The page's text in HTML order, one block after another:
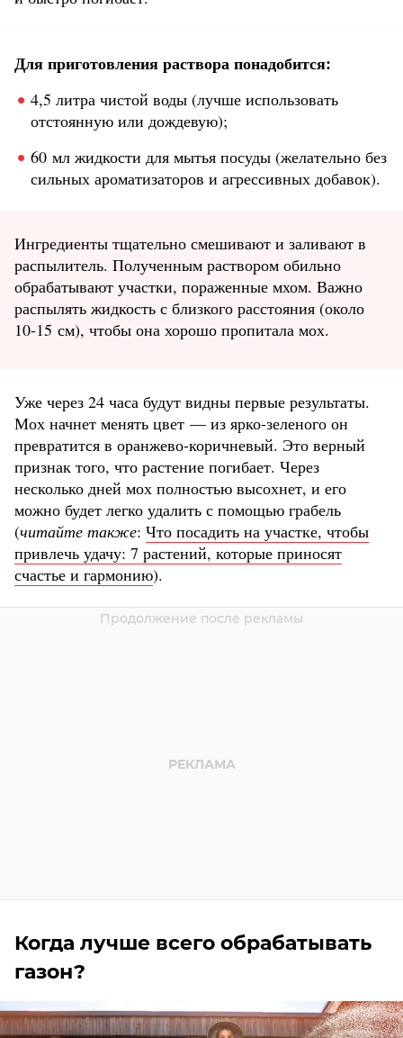
Для приготовления раствора понадобится:
4,5 литра чистой воды (лучше использовать
отстоянную или дождевую);
60 мл жидкости для мытья посуды (желательно без
сильных ароматизаторов и агрессивных добавок).
Ингредиенты тщательно смешивают и заливают в
распылитель. Полученным раствором обильно
обрабатывают участки, пораженные мхом. Важно
распылять жидкость с близкого расстояния (около
10-15 см), чтобы она хорошо пропитала мох.
Уже через 24 часа будут видны первые результаты.
Мох начнет менять цвет — из ярко-зеленого он
превратится в оранжево-коричневый. Это верный
признак того, что растение погибает. Через
несколько дней мох полностью высохнет, и его
можно будет легко удалить с помощью грабель
(читайте также: Что посадить на участке, чтобы
привлечь удачу: 7 растений, которые приносят
счастье и гармонию).
Когда лучше всего обрабатывать
газон?